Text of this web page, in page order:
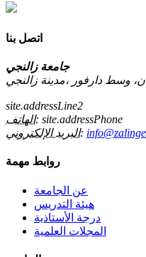
اتصل بنا
جامعة زالنجي
وسط دارفور ،مدينة زالنجي
site.addressLine2
الهاتف: site.addressPhone
البريد الإلكتروني:
روابط مهمة
عن الجامعة
هيئة التدريس
درجة الأستاذية
المجلات العلمية